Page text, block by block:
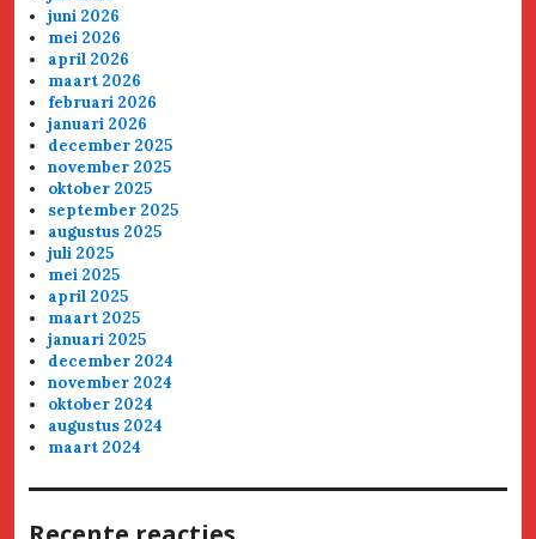
juni 2026
mei 2026
april 2026
maart 2026
februari 2026
januari 2026
december 2025
november 2025
oktober 2025
september 2025
augustus 2025
juli 2025
mei 2025
april 2025
maart 2025
januari 2025
december 2024
november 2024
oktober 2024
augustus 2024
maart 2024